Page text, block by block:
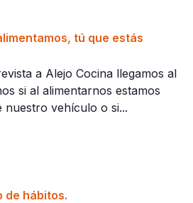
tú que estás
a Alejo Cocina llegamos al
si al alimentarnos estamos
nuestro vehículo o si...
de hábitos.